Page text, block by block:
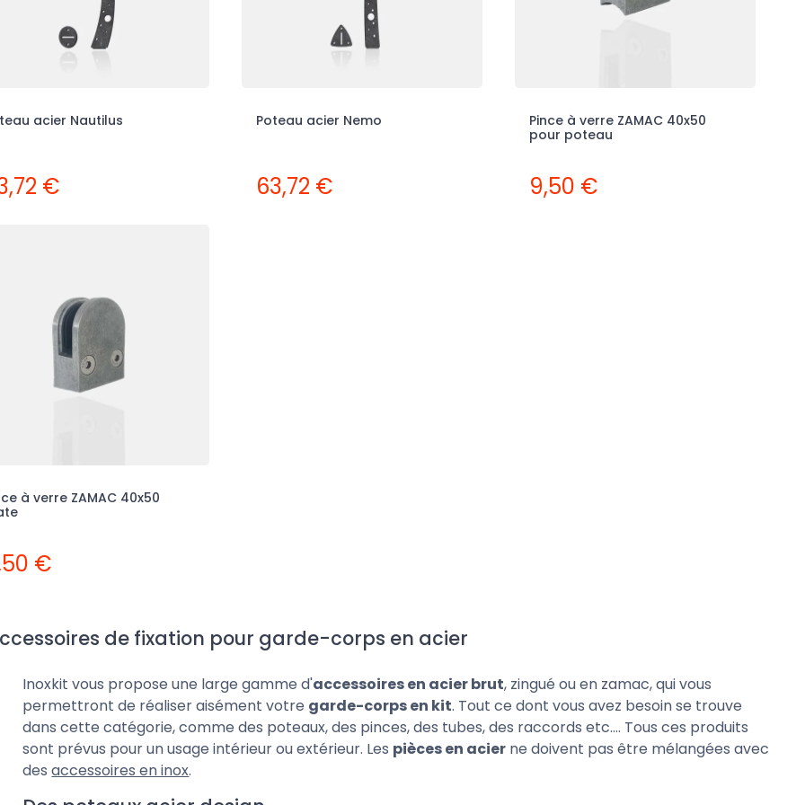
acier Nautilus
€
Poteau acier Nemo
63,72 €
Pince à verre ZAMAC 40x50
pour poteau
9,50 €
à verre ZAMAC 40x50
€
de fixation pour garde-corps en acier
Inoxkit vous propose une large gamme d'accessoires en acier brut, zingué ou en zamac, qui vous
permettront de réaliser aisément votre garde-corps en kit. Tout ce dont vous avez besoin se trouve
dans cette catégorie, comme des poteaux, des pinces, des tubes, des raccords etc.... Tous ces produits
sont prévus pour un usage intérieur ou extérieur. Les pièces en acier ne doivent pas être mélangées avec
desaccessoires en inox.